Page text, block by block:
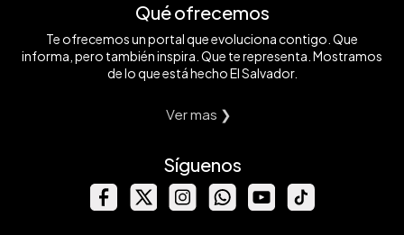
Qué ofrecemos
Te ofrecemos un portal que evoluciona contigo. Que
informa, pero también inspira. Que te representa. Mostramos
de lo que está hecho El Salvador.
Ver mas ❯
Síguenos